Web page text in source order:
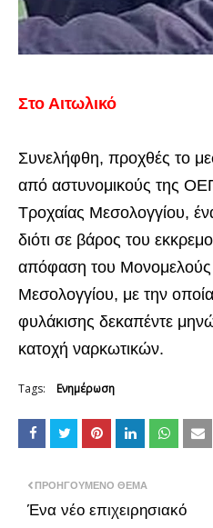
Στο Αιτωλικό
Συνελήφθη, προχθές το
από αστυνομικούς της
Τροχαίας Μεσολογγίου,
διότι σε βάρος του
απόφαση του Μονομελούς
Μεσολογγίου, με την
φυλάκισης δεκαπέντε
κατοχή ναρκωτικών.
Tags: Ενημέρωση
ΠΡΟΗΓΟΎΜΕΝΟ ΘΈΜΑ
Ένα νέο επιχειρησιακό